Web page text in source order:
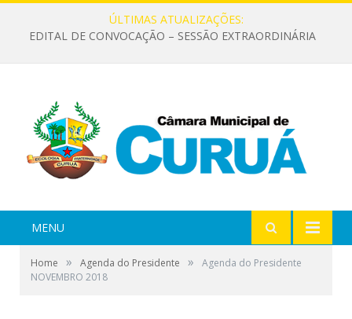
ÚLTIMAS ATUALIZAÇÕES:
EDITAL DE CONVOCAÇÃO – SESSÃO EXTRAORDINÁRIA
MENU
Home » Agenda do Presidente »
Agenda do Presidente
NOVEMBRO 2018